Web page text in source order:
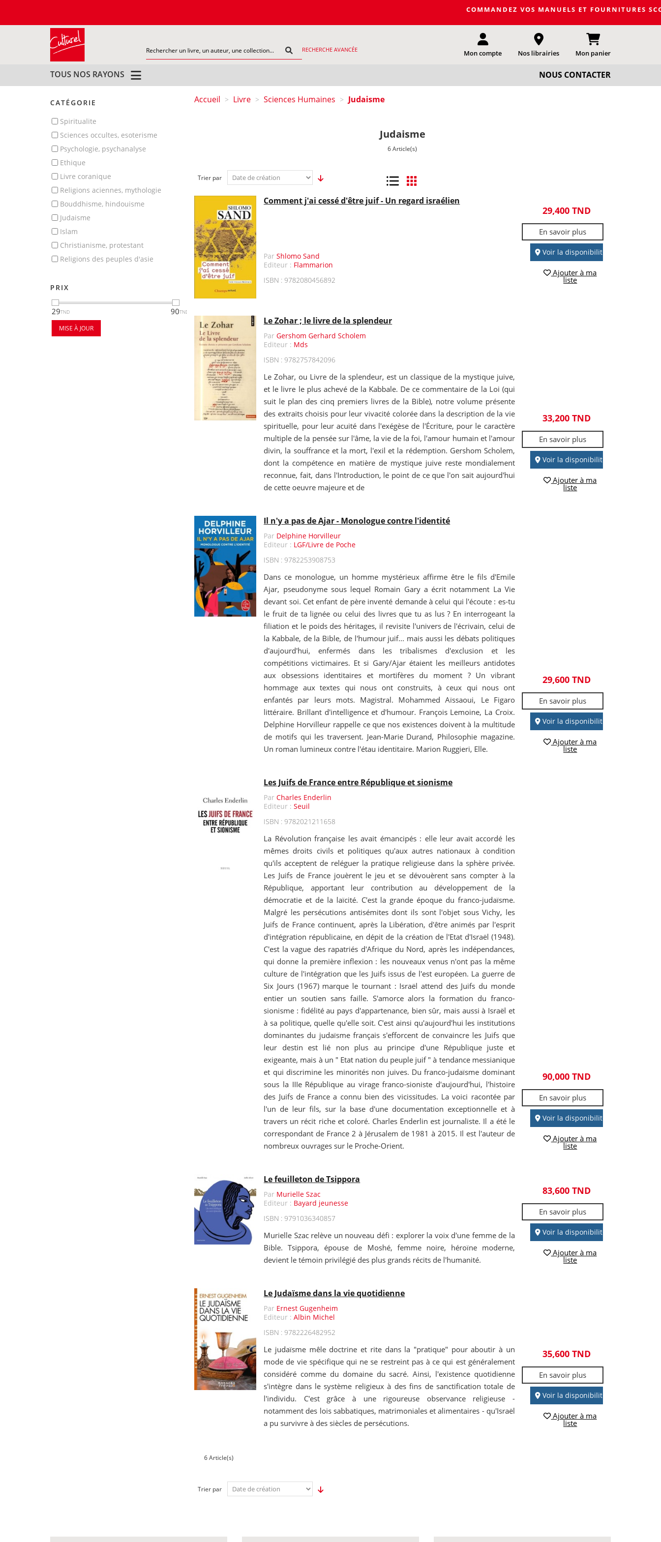
COMMANDEZ VOS MANUELS ET FOURNITURES
RECHERCHE AVANCÉE Mon compte Nos librairies Mon panier
TOUS NOS RAYONS NOUS CONTACTER
CATÉGORIE
spiritualite
sciences occultes, esoterisme
psychologie, psychanalyse
ethique
livre coranique
religions aciennes, mythologie
bouddhisme, hindouisme
judaisme
islam
christianisme, protestant
religions des peuples d'asie
PRIX
29 90
MISE À JOUR
Accueil > Livre > Sciences Humaines > Judaisme
Judaisme
6 Article(s)
Trier par Liste Grille
Comment j'ai cessé d'être juif - Un regard israélien
ParShlomo Sand
Editeur : Flammarion
ISBN : 9782080456892
29,400 TND
En savoir plus
Voir la disponibilité
Ajouter à ma
liste
Le Zohar ; le livre de la splendeur
ParGershom Gerhard Scholem
Editeur : Mds
ISBN : 9782757842096
Le Zohar, ou Livre de la splendeur, est un classique de la mystique juive,
et le livre le plus achevé de la Kabbale. De ce commentaire de la Loi (qui
suit le plan des cinq premiers livres de la Bible), notre volume présente
des extraits choisis pour leur vivacité colorée dans la description de la vie
spirituelle, pour leur acuité dans l'exégèse de l'Écriture, pour le caractère
multiple de la pensée sur l'âme, la vie de la foi, l'amour humain et l'amour
divin, la souffrance et la mort, l'exil et la rédemption. Gershom Scholem,
dont la compétence en matière de mystique juive reste mondialement
reconnue, fait, dans l'Introduction, le point de ce que l'on sait aujourd'hui
de cette oeuvre majeure et de
33,200 TND
En savoir plus
Voir la disponibilité
Ajouter à ma
liste
Il n'y a pas de Ajar - Monologue contre l'identité
Par Delphine Horvilleur
Editeur : LGF/Livre de Poche
ISBN : 9782253908753
Dans ce monologue, un homme mystérieux affirme être le fils d'Emile
Ajar, pseudonyme sous lequel Romain Gary a écrit notamment La Vie
devant soi. Cet enfant de père inventé demande à celui qui l'écoute : es-tu
le fruit de ta lignée ou celui des livres que tu as lus ? En interrogeant la
filiation et le poids des héritages, il revisite l'univers de l'écrivain, celui de
la Kabbale, de la Bible, de l'humour juif... mais aussi les débats politiques
d'aujourd'hui, enfermés dans les tribalismes d'exclusion et les
compétitions victimaires. Et si Gary/Ajar étaient les meilleurs antidotes
aux obsessions identitaires et mortifères du moment ? Un vibrant
hommage aux textes qui nous ont construits, à ceux qui nous ont
enfantés par leurs mots. Magistral. Mohammed Aïssaoui, Le Figaro
littéraire. Brillant d'intelligence et d'humour. François Lemoine, La Croix.
Delphine Horvilleur rappelle ce que nos existences doivent à la multitude
de motifs qui les traversent. Jean-Marie Durand, Philosophie magazine.
Un roman lumineux contre l'étau identitaire. Marion Ruggieri, Elle.
29,600 TND
En savoir plus
Voir la disponibilité
Ajouter à ma
liste
Les Juifs de France entre République et sionisme
ParCharles Enderlin
Editeur :Seuil
ISBN : 9782021211658
La Révolution française les avait émancipés : elle leur avait accordé les
mêmes droits civils et politiques qu'aux autres nationaux à condition
qu'ils acceptent de reléguer la pratique religieuse dans la sphère privée.
Les Juifs de France jouèrent le jeu et se dévouèrent sans compter à la
République, apportant leur contribution au développement de la
démocratie et de la laïcité. C'est la grande époque du franco-judaïsme.
Malgré les persécutions antisémites dont ils sont l'objet sous Vichy, les
Juifs de France continuent, après la Libération, d'être animés par l'esprit
d'intégration républicaine, en dépit de la création de l'Etat d'Israël (1948).
C'est la vague des rapatriés d'Afrique du Nord, après les indépendances,
qui donne la première inflexion : les nouveaux venus n'ont pas la même
culture de l'intégration que les Juifs issus de l'est européen. La guerre de
Six Jours (1967) marque le tournant : Israël attend des Juifs du monde
entier un soutien sans faille. S'amorce alors la formation du franco-
sionisme : fidélité au pays d'appartenance, bien sûr, mais aussi à Israël et
à sa politique, quelle qu'elle soit. C'est ainsi qu'aujourd'hui les institutions
dominantes du judaïsme français s'efforcent de convaincre les Juifs que
leur destin est lié non plus au principe d'une République juste et
exigeante, mais à un " Etat nation du peuple juif " à tendance messianique
et qui discrimine les minorités non juives. Du franco-judaïsme dominant
sous la IIIe République au virage franco-sioniste d'aujourd'hui, l'histoire
des Juifs de France a connu bien des vicissitudes. La voici racontée par
l'un de leur fils, sur la base d'une documentation exceptionnelle et à
travers un récit riche et coloré. Charles Enderlin est journaliste. Il a été le
correspondant de France 2 à Jérusalem de 1981 à 2015. Il est l'auteur de
nombreux ouvrages sur le Proche-Orient.
90,000 TND
En savoir plus
Voir la disponibilité
Ajouter à ma
liste
Le feuilleton de Tsippora
Par Murielle Szac
Editeur : Bayard jeunesse
ISBN : 9791036340857
Murielle Szac relève un nouveau défi : explorer la voix d'une femme de la
Bible. Tsippora, épouse de Moshé, femme noire, héroïne moderne,
devient le témoin privilégié des plus grands récits de l'humanité.
83,600 TND
En savoir plus
Voir la disponibilité
Ajouter à ma
liste
Le Judaïsme dans la vie quotidienne
Par Ernest Gugenheim
Editeur :Albin Michel
ISBN : 9782226482952
Le judaïsme mêle doctrine et rite dans la "pratique" pour aboutir à un
mode de vie spécifique qui ne se restreint pas à ce qui est généralement
considéré comme du domaine du sacré. Ainsi, l'existence quotidienne
s'intègre dans le système religieux à des fins de sanctification totale de
l'individu. C'est grâce à une rigoureuse observance religieuse -
notamment des lois sabbatiques, matrimoniales et alimentaires - qu'Israël
a pu survivre à des siècles de persécutions.
35,600 TND
En savoir plus
Voir la disponibilité
Ajouter à ma
liste
6 Article(s)
Trier par